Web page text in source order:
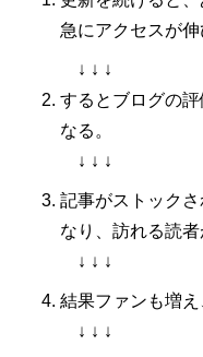
急にアクセスが伸
↓ ↓ ↓
するとブログの
なる。
↓ ↓ ↓
記事がストック
なり、訪れる読者
↓ ↓ ↓
結果ファンも増え
↓ ↓ ↓